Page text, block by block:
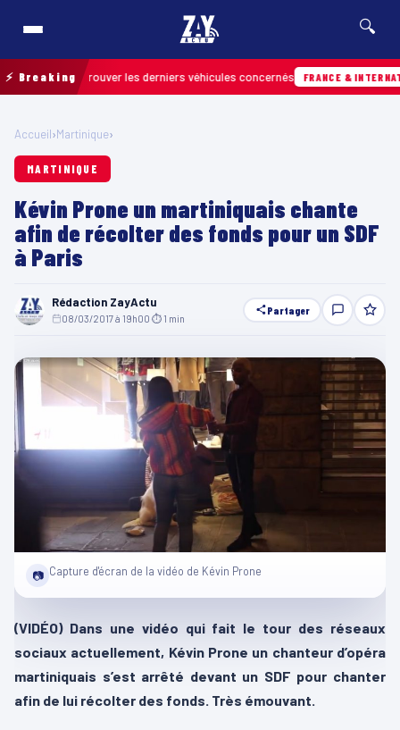
🔍
⚡ Breaking
retrouver les derniers véhicules concernés FRANCE & INTERNATIONALE
Accueil›Martinique›
MARTINIQUE
Kévin Prone un martiniquais chante
afin de récolter des fonds pour un SDF
à Paris
Rédaction ZayActu
08/03/2017 à 19h00 ⏱ 1 min
Partager
📷 Capture d'écran de la vidéo de Kévin Prone
(VIDÉO) Dans une vidéo qui fait le tour des réseaux
sociaux actuellement, Kévin Prone un chanteur d’opéra
martiniquais s’est arrêté devant un SDF pour chanter
afin de lui récolter des fonds. Très émouvant.